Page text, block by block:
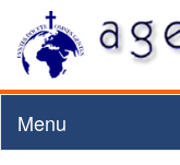
Menu